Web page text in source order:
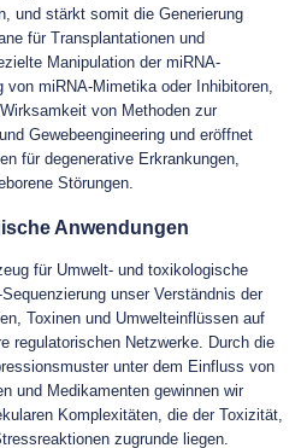
und stärkt somit die Generierung
für Transplantationen und
Manipulation der miRNA-
von miRNA-Mimetika oder Inhibitoren,
von Methoden zur
Gewebeengineering und eröffnet
für degenerative Erkrankungen,
Störungen.
Anwendungen
für Umwelt- und toxikologische
unser Verständnis der
Toxinen und Umwelteinflüssen auf
regulatorischen Netzwerke. Durch die
unter dem Einfluss von
und Medikamenten gewinnen wir
Komplexitäten, die der Toxizität,
zugrunde liegen.